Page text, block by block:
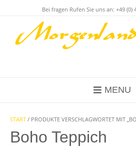
Bei fragen Rufen Sie uns an: +49 (0)
MENU
START / PRODUKTE VERSCHLAGWORTET MIT
Boho Teppich